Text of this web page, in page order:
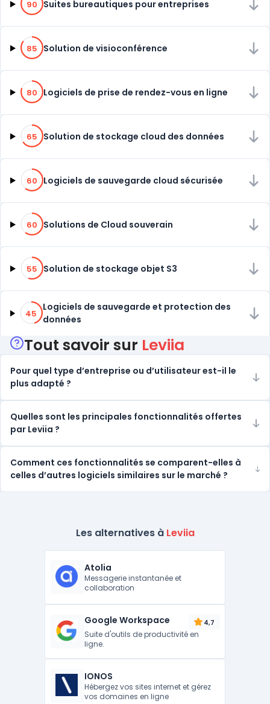
90 Suites bureautiques pour entreprises
85% de compatibilité
85 Solution de visioconférence
80% de compatibilité
80 Logiciels de prise de rendez-vous en ligne
65% de compatibilité
65 Solution de stockage cloud des données
60% de compatibilité
60 Logiciels de sauvegarde cloud sécurisée
60% de compatibilité
60 Solutions de Cloud souverain
55% de compatibilité
55 Solution de stockage objet S3
45% de compatibilité
45
Logiciels de sauvegarde et protection des
données
Tout savoir sur Leviia
Pour quel type d’entreprise ou d’utilisateur est-il le
plus adapté ?
Quelles sont les principales fonctionnalités offertes
par Leviia ?
Comment ces fonctionnalités se comparent-elles à
celles d’autres logiciels similaires sur le marché ?
Les alternatives à Leviia
Atolia
Messagerie instantanée et
collaboration
Google Workspace 4,7
Suite d'outils de productivité en
ligne.
IONOS
Hébergez vos sites internet et gérez
vos domaines en ligne